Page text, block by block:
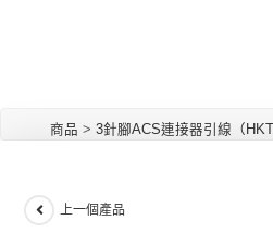
商品 > 3針腳ACS連接器引線（
上一個產品